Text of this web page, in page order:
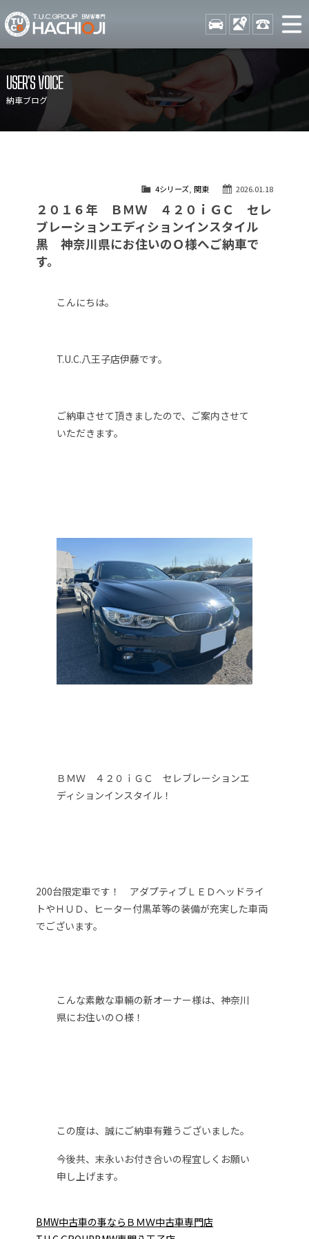
TUCグループ BMW専門 八
STOCK ACCESS 042-
ニュース
在庫リスト
目玉車両一覧
店舗紹介
保証＆サービス
アクセスマップ
自動車保険
TUCとは？
リクルート
納車blog
スタッフblog
USER'S VOICE
納車ブログ
2026.01.18
4シリーズ, 関東
２０１６年 ＢＭＷ ４２０ｉＧＣ セレ
ブレーションエディションインスタイル
黒 神奈川県にお住いのＯ様へご納車で
す。
こんにちは。
T.U.C.八王子店伊藤です。
ご納車させて頂きましたので、ご案内させて
いただきます。
ＢＭＷ ４２０ｉＧＣ セレブレーションエ
ディションインスタイル！
200台限定車です！ アダプティブＬＥＤヘッドライ
トやＨＵＤ、ヒーター付黒革等の装備が充実した車両
でございます。
こんな素敵な車輛の新オーナー様は、神奈川
県にお住いのＯ様！
この度は、誠にご納車有難うございました。
今後共、末永いお付き合いの程宜しくお願い
申し上げます。
BMW中古車の事ならＢＭＷ中古車専門店